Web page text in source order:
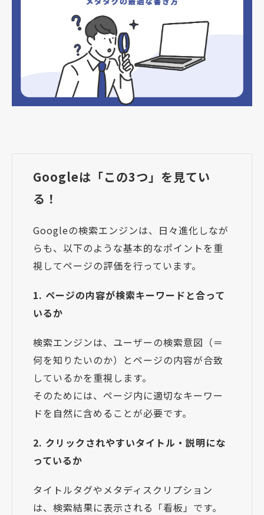
Googleは「この3つ」を見てい
る！
Googleの検索エンジンは、日々進化しなが
らも、以下のような基本的なポイントを重
視してページの評価を行っています。
1. ページの内容が検索キーワードと合って
いるか
検索エンジンは、ユーザーの検索意図（＝
何を知りたいのか）とページの内容が合致
しているかを重視します。
そのためには、ページ内に適切なキーワー
ドを自然に含めることが必要です。
2. クリックされやすいタイトル・説明にな
っているか
タイトルタグやメタディスクリプション
は、検索結果に表示される「看板」です。